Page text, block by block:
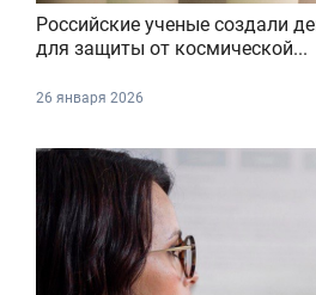
Российские ученые создали
для защиты от космической...
26 января 2026